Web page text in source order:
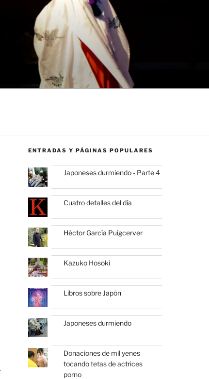
ENTRADAS Y PÁGINAS POPULARES
Japoneses durmiendo - Parte 4
Cuatro detalles del día
Héctor García Puigcerver
Kazuko Hosoki
Libros sobre Japón
Japoneses durmiendo
Donaciones de mil yenes
tocando tetas de actrices
porno